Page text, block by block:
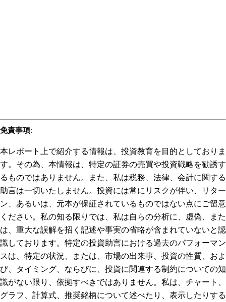
免責事項:
本レポート上で紹介する情報は、投資教育を目的としておりま
す。その為、本情報は、特定の証券の売買や投資戦略を勧誘す
るものではありません。また、私は税務、法律、会計に関する
助言は一切いたしません。投資には常にリスクが伴い、リター
ン、あるいは、元本が保証されているものではない点にご留意
ください。私の知る限りでは、私は自らの分析に、虚偽、また
は、重大な誤解を招く記述や事実の省略が含まれていないと認
識しております。特定の投資助言における過去のパフォーマン
スは、特定の状況、または、市場の出来事、投資の性質、およ
び、タイミング、ならびに、投資に関連する制約についての知
識がない限り、依拠すべきではありません。私は、チャート、
グラフ、計算式、推奨銘柄について述べたり、表示したりする